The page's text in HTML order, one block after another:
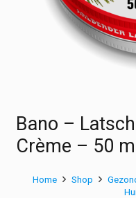
Bano –
Crème – 50 ml
Home Shop